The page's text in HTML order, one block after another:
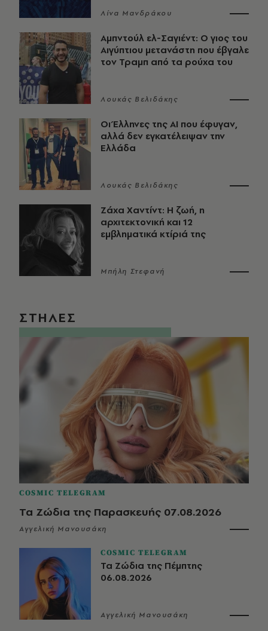
Λίνα Μανδράκου
Αμπντούλ ελ-Σαγιέντ: Ο γιος του
Αιγύπτιου μετανάστη που έβγαλε
τον Τραμπ από τα ρούχα του
Λουκάς Βελιδάκης
Οι Έλληνες της ΑΙ που έφυγαν,
αλλά δεν εγκατέλειψαν την
Ελλάδα
Λουκάς Βελιδάκης
Ζάχα Χαντίντ: Η ζωή, η
αρχιτεκτονική και 12
εμβληματικά κτίριά της
Μπήλη Στεφανή
ΣΤΗΛΕΣ
COSMIC TELEGRAM
Τα Ζώδια της Παρασκευής 07.08.2026
Αγγελική Μανουσάκη
COSMIC TELEGRAM
Τα Ζώδια της Πέμπτης
06.08.2026
Αγγελική Μανουσάκη